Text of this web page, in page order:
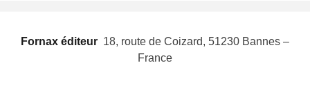
Fornax éditeur  18, route de Coizard, 51230 Bannes –
France